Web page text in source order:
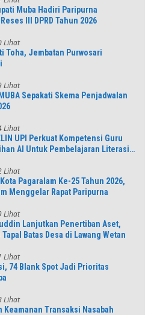
Muba Hadiri Paripurna
III DPRD Tahun 2026
Lihat
Toha, Jembatan Purwosari
Lihat
Sepakati Skema Penjadwalan
Lihat
UPI Perkuat Kompetensi Guru
AI Untuk Pembelajaran Literasi
Lihat
Pagaralam Ke-25 Tahun 2026,
Menggelar Rapat Paripurna
Lihat
Lanjutkan Penertiban Aset,
Batas Desa di Lawang Wetan
Lihat
74 Blank Spot Jadi Prioritas
Lihat
Keamanan Transaksi Nasabah